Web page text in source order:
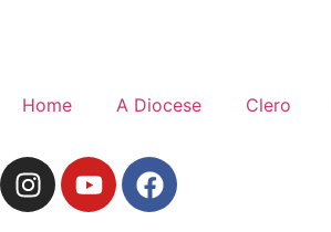
Home A Diocese Clero